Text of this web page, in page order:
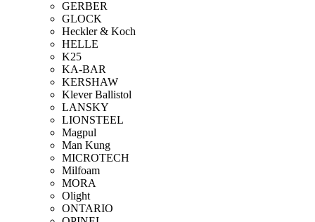
GERBER
GLOCK
Heckler & Koch
HELLE
K25
KA-BAR
KERSHAW
Klever Ballistol
LANSKY
LIONSTEEL
Magpul
Man Kung
MICROTECH
Milfoam
MORA
Olight
ONTARIO